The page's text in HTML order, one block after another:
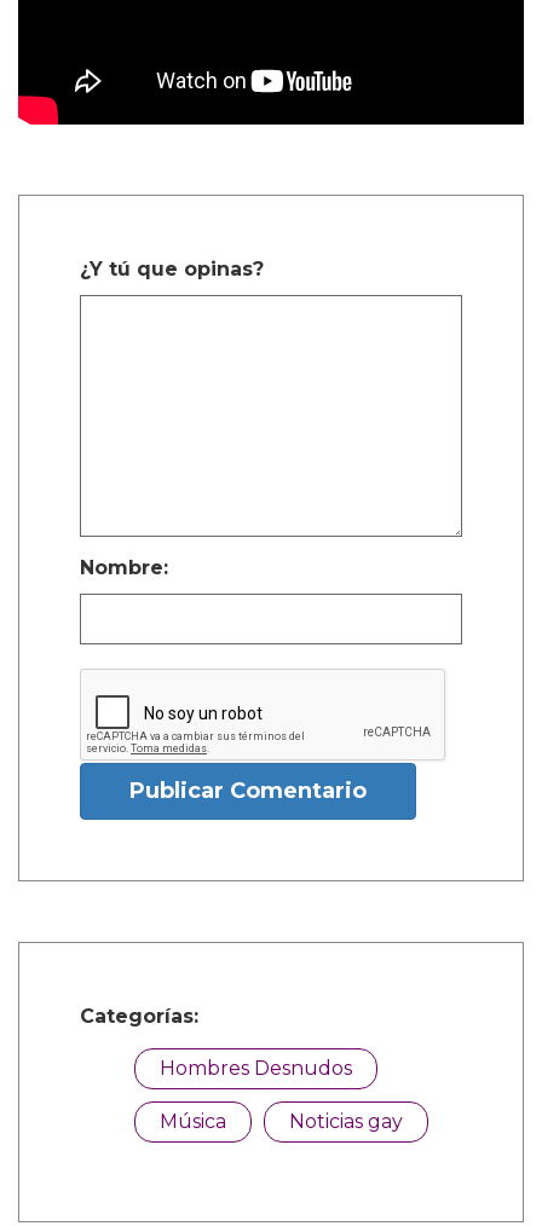
¿Y tú que opinas?
Nombre:
Publicar Comentario
Categorías:
Hombres Desnudos
Música Noticias gay